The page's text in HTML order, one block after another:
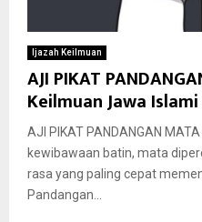
Ijazah Keilmuan
AJI PIKAT
Keilmuan Jawa Islami
AJI PIKAT PANDANGAN
kewibawaan batin, mata
rasa yang paling cepat
Pandangan...